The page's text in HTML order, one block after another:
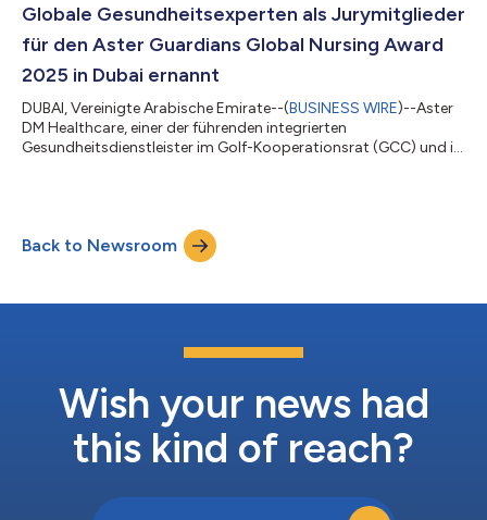
repräsentativen Zeremonie in Dubai, VAE, mit 250.000 USD
ausgezeichnet. Der Aster Guardians Global Nursing...
Globale Gesundheitsexperten als Jurymitglieder
für den Aster Guardians Global Nursing Award
2025 in Dubai ernannt
DUBAI, Vereinigte Arabische Emirate--(BUSINESS WIRE)--Aster
DM Healthcare, einer der führenden integrierten
Gesundheitsdienstleister im Golf-Kooperationsrat (GCC) und in
aus fünf führenden Experten aus den Bereichen
Gesundheitswesen und Krankenpflege: Prof. Sheila Tlou, Co-
Vorsitzende der Global HIV Prevention Coa...
Back to Newsroom
Wish your news had
this kind of reach?